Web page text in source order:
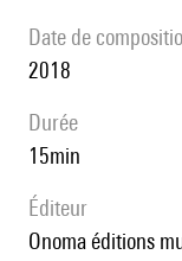
date de
2018
durée
15min
éditeur
Onoma éditions